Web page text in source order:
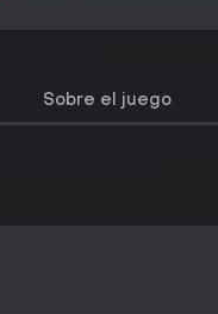
Sobre el juego